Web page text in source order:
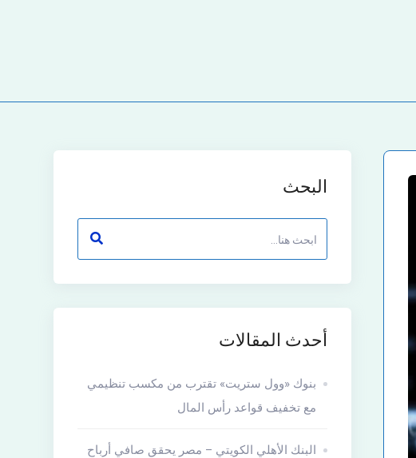
البحث
أحدث المقالات
بنوك «وول ستريت» تقترب من مكسب تنظيمي
مع تخفيف قواعد رأس المال
البنك الأهلي الكويتي – مصر يحقق صافي أرباح